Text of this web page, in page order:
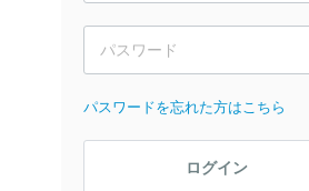
パスワードを忘れた方はこちら
ログイン